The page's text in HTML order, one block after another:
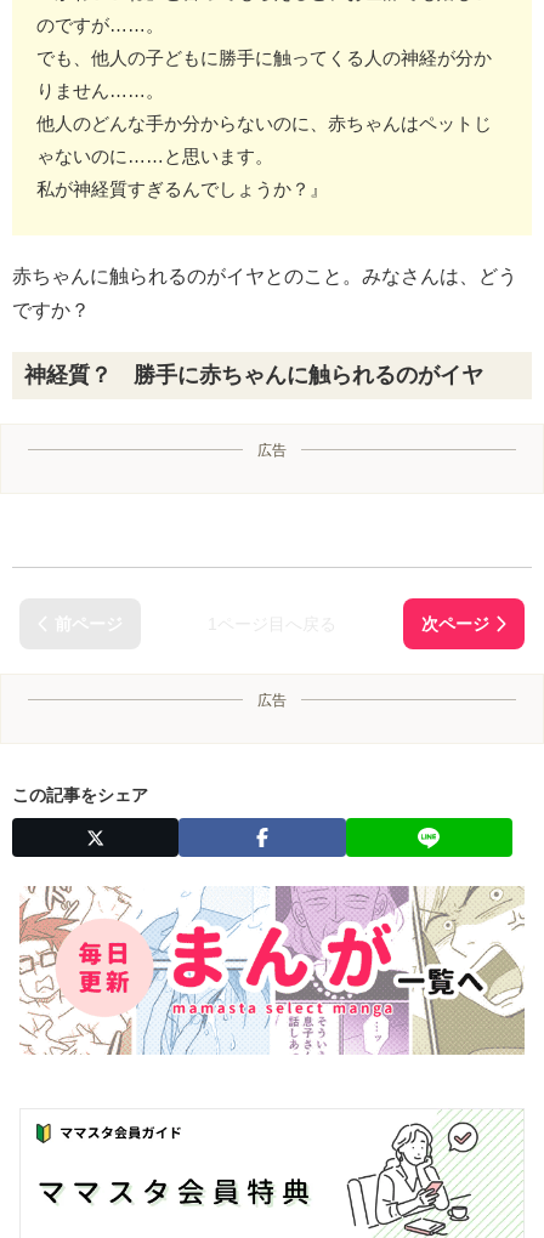
のですが……。
でも、他人の子どもに勝手に触ってくる人の神経が分か
りません……。
他人のどんな手か分からないのに、赤ちゃんはペットじ
ゃないのに……と思います。
私が神経質すぎるんでしょうか？』
赤ちゃんに触られるのがイヤとのこと。みなさんは、どう
ですか？
神経質？ 勝手に赤ちゃんに触られるのがイヤ
広告
広告
この記事をシェア